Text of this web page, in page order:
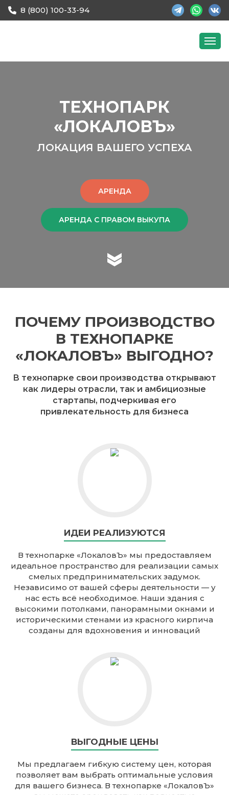
8 (800) 100-33-94
ТЕХНОПАРК
«ЛОКАЛОВЪ»
ЛОКАЦИЯ ВАШЕГО УСПЕХА
АРЕНДА
АРЕНДА С ПРАВОМ ВЫКУПА
ПОЧЕМУ ПРОИЗВОДСТВО
В ТЕХНОПАРКЕ
«ЛОКАЛОВЪ» ВЫГОДНО?
В технопарке свои производства открывают
как лидеры отрасли, так и амбициозные
стартапы, подчеркивая его
привлекательность для бизнеса
ИДЕИ РЕАЛИЗУЮТСЯ
В технопарке «ЛокаловЪ» мы предоставляем
идеальное пространство для реализации самых
смелых предпринимательских задумок.
Независимо от вашей сферы деятельности — у
нас есть всё необходимое. Наши здания с
высокими потолками, панорамными окнами и
историческими стенами из красного кирпича
созданы для вдохновения и инноваций
ВЫГОДНЫЕ ЦЕНЫ
Мы предлагаем гибкую систему цен, которая
позволяет вам выбрать оптимальные условия
для вашего бизнеса. В технопарке «ЛокаловЪ»